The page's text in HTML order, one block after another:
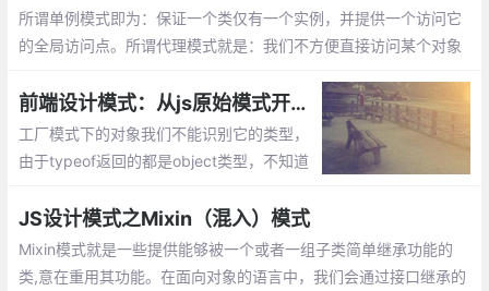
所谓单例模式即为：保证一个类仅有一个实例，并提供一个访问它
的全局访问点。所谓代理模式就是：我们不方便直接访问某个对象
我们实际上访问的是代理对象。
前端设计模式：从js原始模式开始，去理解Js工厂模式和构造函数模式
工厂模式下的对象我们不能识别它的类型，
由于typeof返回的都是object类型，不知道
创建一个独立的person的对象，会造成代码
臃肿的情况。
JS设计模式之Mixin（混入）模式
Mixin模式就是一些提供能够被一个或者一组子类简单继承功能的
类,意在重用其功能。在面向对象的语言中，我们会通过接口继承的